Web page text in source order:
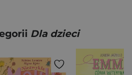
Dla dzieci